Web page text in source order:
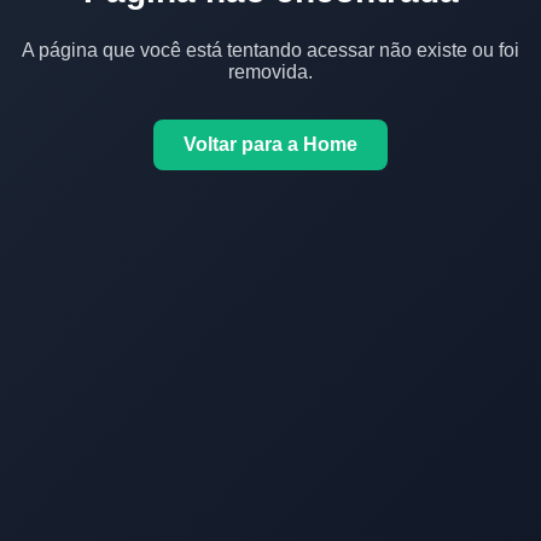
A página que você está tentando acessar não existe ou foi
removida.
Voltar para a Home